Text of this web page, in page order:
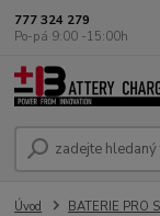
777 324 279
Po-pá 9:00 -15:00h
Úvod BATERIE PRO